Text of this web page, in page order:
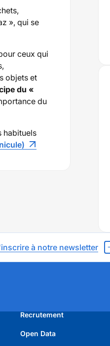
», qui se
ceux qui
objets et
du «
du
habituels
à notre newsletter
Recrutement
Open Data